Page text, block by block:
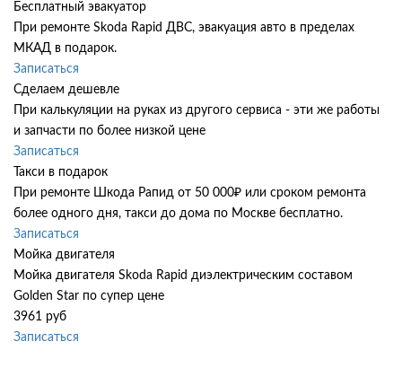
Бесплатный эвакуатор
При ремонте Skoda Rapid ДВС, эвакуация авто в пределах
МКАД в подарок.
Записаться
Сделаем дешевле
При калькуляции на руках из другого сервиса - эти же работы
и запчасти по более низкой цене
Записаться
Такси в подарок
При ремонте Шкода Рапид от 50 000₽ или сроком ремонта
более одного дня, такси до дома по Москве бесплатно.
Записаться
Мойка двигателя
Мойка двигателя Skoda Rapid диэлектрическим составом
Golden Star по супер цене
3961 руб
Записаться